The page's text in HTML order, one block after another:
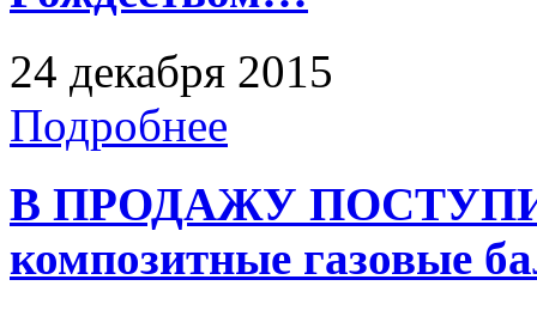
24 декабря 2015
Подробнее
В ПРОДАЖУ
композитные газовые